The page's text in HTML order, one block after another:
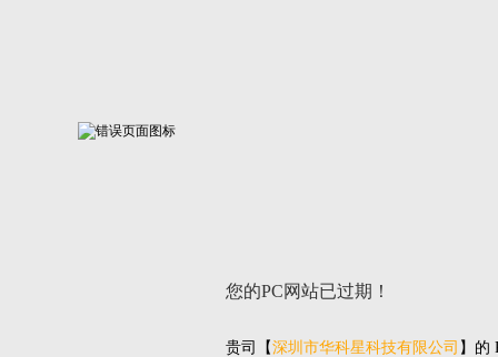
您的PC网站已过期！
贵司 【深圳市华科星科技有限公司 】的